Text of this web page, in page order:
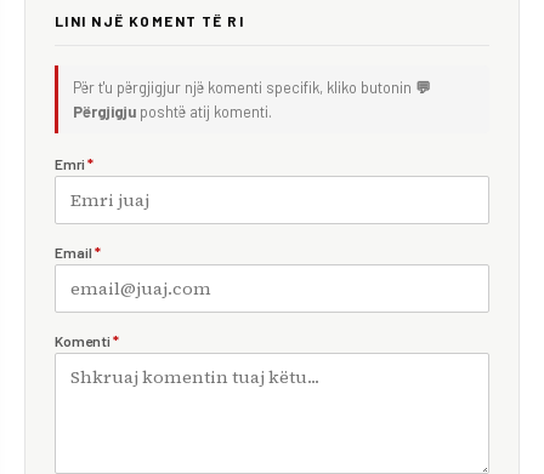
LINI NJË KOMENT TË RI
Për t'u përgjigjur një komenti specifik, kliko butonin 💬
Përgjigju poshtë atij komenti.
Emri *
Email *
Komenti *